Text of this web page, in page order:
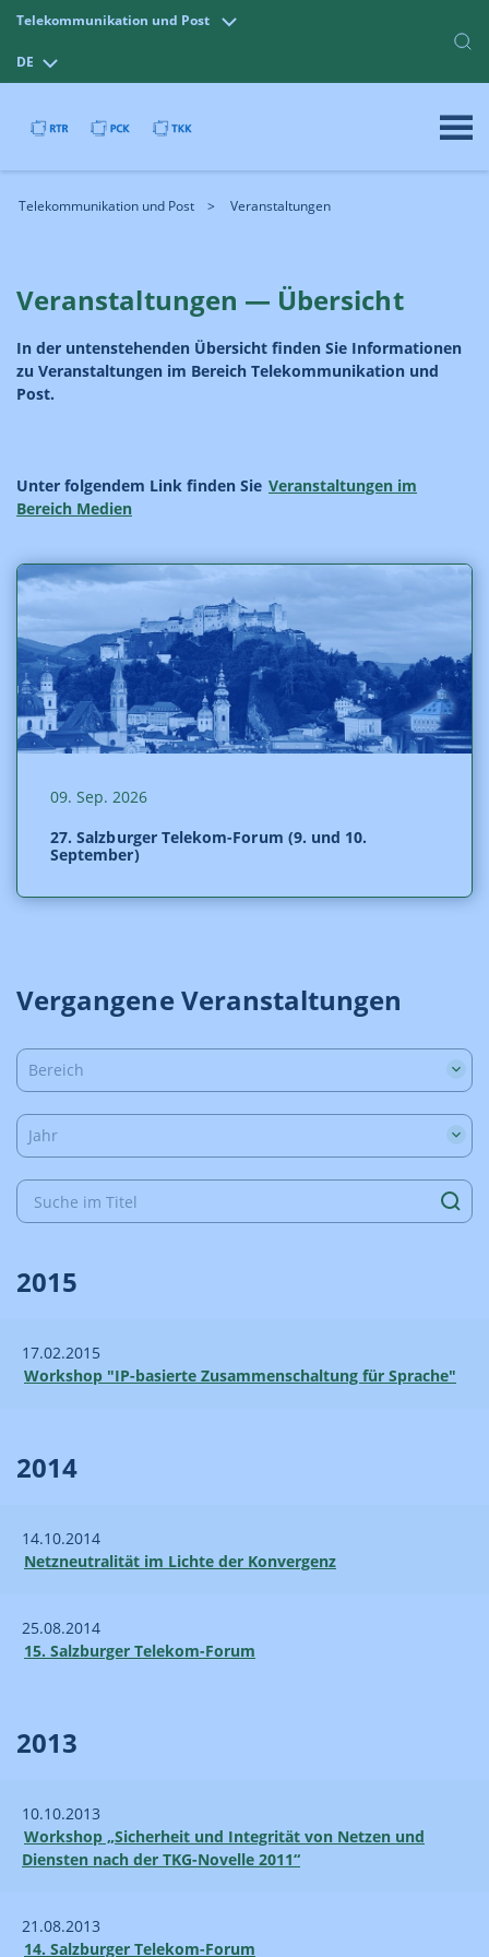
Telekommunikation und Post
DE
Telekommunikation und Post Veranstaltungen
Veranstaltungen — Übersicht
In der untenstehenden Übersicht finden Sie Informationen
zu Veranstaltungen im Bereich Telekommunikation und
Post.
Unter folgendem Link finden Sie Veranstaltungen im
Bereich Medien
09. Sep. 2026
27. Salzburger Telekom-Forum (9. und 10.
September)
Vergangene Veranstaltungen
Bereich
Jahr
2015
17.02.2015
Workshop "IP-basierte Zusammenschaltung für Sprache"
2014
14.10.2014
Netzneutralität im Lichte der Konvergenz
25.08.2014
15. Salzburger Telekom-Forum
2013
10.10.2013
Workshop „Sicherheit und Integrität von Netzen und
Diensten nach der TKG-Novelle 2011“
21.08.2013
14. Salzburger Telekom-Forum